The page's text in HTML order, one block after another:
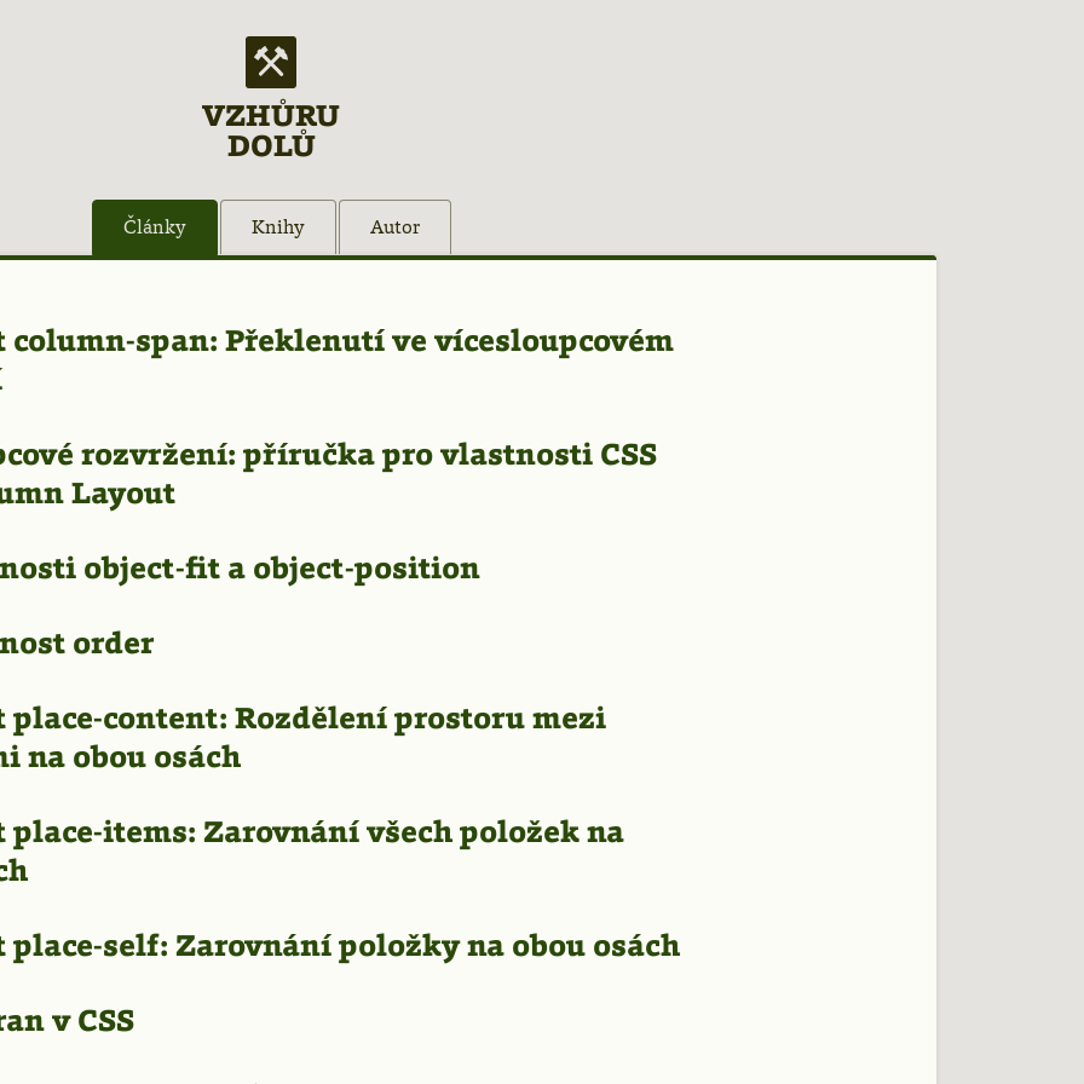
VZHŮRU
DOLŮ
Články Knihy Autor
span: Překlenutí ve vícesloupcovém
rozvržení: příručka pro vlastnosti CSS
Layout
object-fit a object-position
order
place-content: Rozdělení prostoru mezi
na obou osách
items: Zarovnání všech položek na
self: Zarovnání položky na obou osách
v CSS